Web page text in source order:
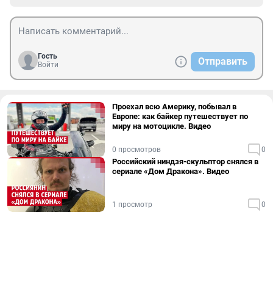
Гость
Войти
Отправить
Проехал всю Америку, побывал в
Европе: как байкер путешествует по
миру на мотоцикле. Видео
0 просмотров 0
Российский ниндзя-скульптор снялся в
сериале «Дом Дракона». Видео
1 просмотр 0